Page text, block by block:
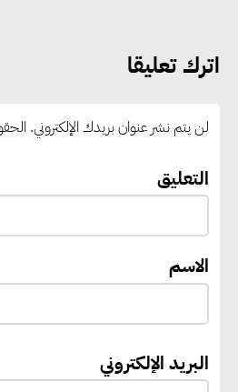
اترك تعليقا
لن يتم نشر عنوان بريدك الإلكتروني.
التعليق
الاسم
البريد الإلكتروني
يعمل على تطوير
ليصبح منصة
“بي إس آر” في